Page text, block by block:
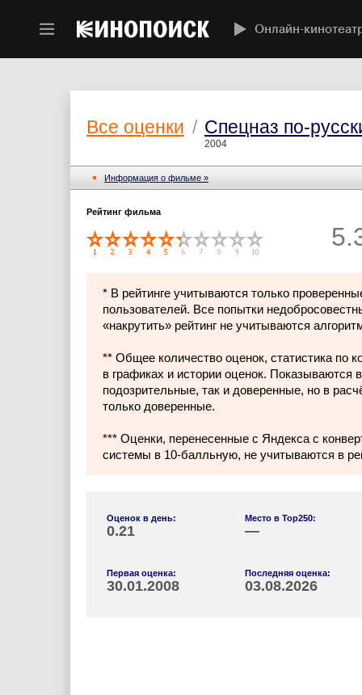
Онлайн-
Все оценки / Спецназ по-
2004
Информация о фильме »
Рейтинг фильма
* В рейтинге учитываются только
пользователей. Все попытки
«накрутить» рейтинг не учитываются
** Общее количество оценок, статистика по
в графиках и истории оценок. Показываются
подозрительные, так и доверенные, но в
только доверенные.
*** Оценки, перенесенные с Яндекса с
системы в 10-балльную, не учитываются в
Оценок в день:
0.21
Место в Top250:
—
Первая оценка:
30.01.2008
Последняя оценка:
03.08.2026